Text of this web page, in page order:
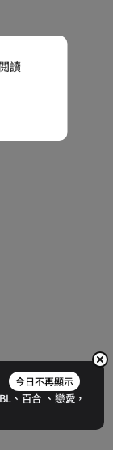
讀
今日不再顯示
、 百合 、戀愛，